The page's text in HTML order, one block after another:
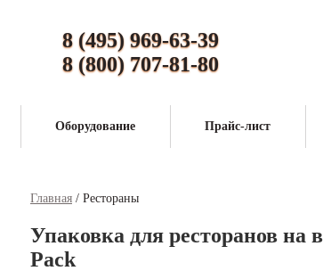
Главная / Рестораны
Упаковка для ресторанов
Pack
8 (495) 969-63-39
8 (800) 707-81-80
Оборудование Прайс-лист